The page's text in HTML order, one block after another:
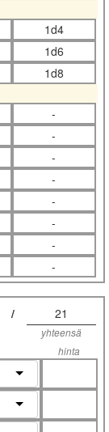
1d4
1d6
1d8
-
-
-
-
-
-
-
-
/ 21
yhteensä
hinta